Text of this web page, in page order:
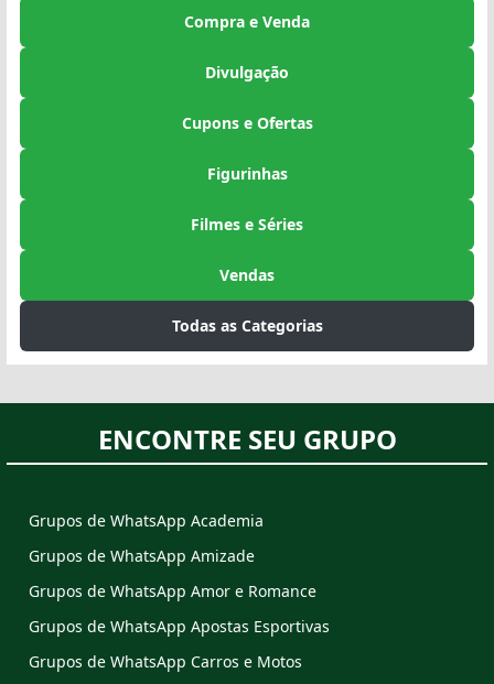
Compra e Venda
Divulgação
Cupons e Ofertas
Figurinhas
Filmes e Séries
Vendas
Todas as Categorias
ENCONTRE SEU GRUPO
Grupos de WhatsApp Academia
Grupos de WhatsApp Amizade
Grupos de WhatsApp Amor e Romance
Grupos de WhatsApp Apostas Esportivas
Grupos de WhatsApp Carros e Motos